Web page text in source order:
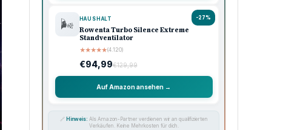
-27%
🌬️ HAUSHALT
Rowenta Turbo Silence Extreme
Standventilator
★★★★★(4.120)
€94,99€129,99
Auf Amazon ansehen →
🔗 Hinweis: Als Amazon-Partner verdienen wir an qualifizierten
Verkäufen. Keine Mehrkosten für dich.